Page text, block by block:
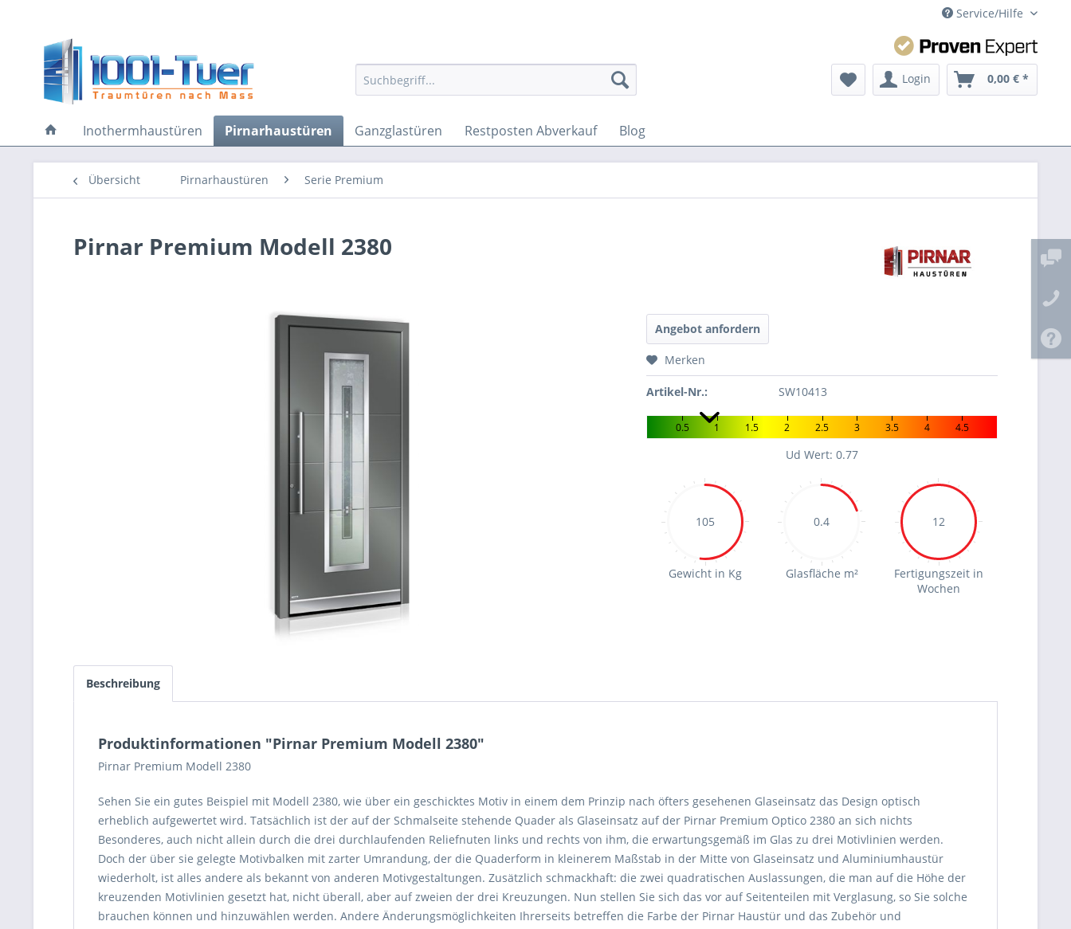
Service/Hilfe
Login 0,00 € *
Inothermhaustüren Pirnarhaustüren Ganzglastüren Restposten Abverkauf Blog
Übersicht Pirnarhaustüren Serie Premium
Pirnar Premium Modell 2380
Angebot anfordern
Merken
Artikel-Nr.: SW10413
0.5 1 1.5 2 2.5 3 3.5 4 4.5
Ud Wert: 0.77
105
Gewicht in Kg
0.4
Glasfläche m²
12
Fertigungszeit in
Wochen
Beschreibung
Produktinformationen "Pirnar Premium Modell 2380"
Pirnar Premium Modell 2380
Sehen Sie ein gutes Beispiel mit Modell 2380, wie über ein geschicktes Motiv in einem dem Prinzip nach öfters gesehenen Glaseinsatz das Design optisch
erheblich aufgewertet wird. Tatsächlich ist der auf der Schmalseite stehende Quader als Glaseinsatz auf der Pirnar Premium Optico 2380 an sich nichts
Besonderes, auch nicht allein durch die drei durchlaufenden Reliefnuten links und rechts von ihm, die erwartungsgemäß im Glas zu drei Motivlinien werden.
Doch der über sie gelegte Motivbalken mit zarter Umrandung, der die Quaderform in kleinerem Maßstab in der Mitte von Glaseinsatz und Aluminiumhaustür
wiederholt, ist alles andere als bekannt von anderen Motivgestaltungen. Zusätzlich schmackhaft: die zwei quadratischen Auslassungen, die man auf die Höhe der
kreuzenden Motivlinien gesetzt hat, nicht überall, aber auf zweien der drei Kreuzungen. Nun stellen Sie sich das vor auf Seitenteilen mit Verglasung, so Sie solche
brauchen können und hinzuwählen werden. Andere Änderungsmöglichkeiten Ihrerseits betreffen die Farbe der Pirnar Haustür und das Zubehör und